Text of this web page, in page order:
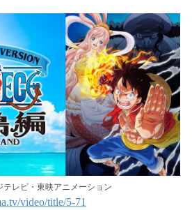
レビ・東映アニメーション
video/title/5-71